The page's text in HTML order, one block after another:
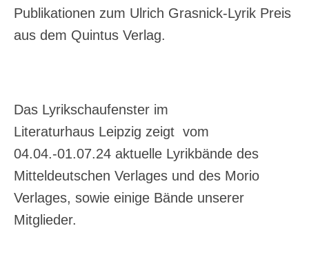
Publikationen zum Ulrich Grasnick-Lyrik Preis
aus dem Quintus Verlag.
Das Lyrikschaufenster im
Literaturhaus Leipzig zeigt vom
04.04.-01.07.24 aktuelle Lyrikbände des
Mitteldeutschen Verlages und des Morio
Verlages, sowie einige Bände unserer
Mitglieder.